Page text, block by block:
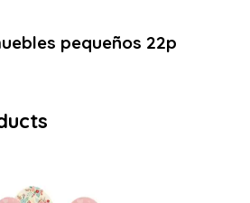
pequeños 22p